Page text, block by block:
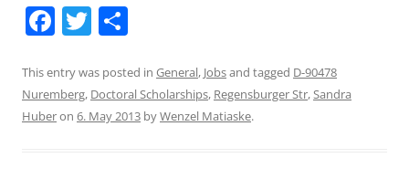
F
c
e
T
itt
er
ar
e
This entry was posted in General, Jobsand tagged D-90478
Nuremberg, Doctoral Scholarships, Regensburger Str,Sandra
Huberon 6. May 2013 byWenzel Matiaske.